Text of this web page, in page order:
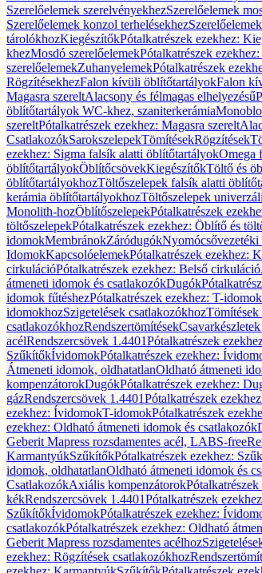
Szerelőelemek szerelvényekhezSzerelőelemek
Szerelőelemek konzol terhelésekhez
tárolókhozKiegészítőkPótalkatrészek ezekhez:
khezMosdó szerelőelemekPótalkatrészek
szerelőelemekZuhanyelemekPótalkatrészek
RögzítésekhezFalon kívüli öblítőtartályokFalon
Magasra szereltAlacsony és félmagas elhelyezésű
öblítőtartályok WC-khez, szaniterkerámia
szereltPótalkatrészek ezekhez: Magasra szerelt
CsatlakozókSarokszelepekTömítésekRögzítések
ezekhez: Sigma falsík alatti öblítőtartályokOmega
öblítőtartályokÖblítőcsövekKiegészítőkTöltő és
öblítőtartályokhozTöltőszelepek falsík alatti
kerámia öblítőtartályokhozTöltőszelepek
Monolith-hozÖblítőszelepekPótalkatrészek
töltőszelepekPótalkatrészek ezekhez: Öblítő és
idomokMembránokZáródugókNyomócsővezetéki
IdomokKapcsolóelemekPótalkatrészek ezekhez:
cirkulációPótalkatrészek ezekhez: Belső cirkuláció
átmeneti idomok és csatlakozókDugók
idomok fűtéshezPótalkatrészek ezekhez: T-
idomokhozSzigetelések csatlakozókhozTömítések
csatlakozókhozRendszertömítések
acélRendszercsövek 1.4401Pótalkatrészek
SzűkítőkÍvidomokPótalkatrészek ezekhez:
Átmeneti idomok, oldhatatlanOldható átmeneti
kompenzátorokDugókPótalkatrészek ezekhez:
gázRendszercsövek 1.4401Pótalkatrészek
ezekhez: ÍvidomokT-idomokPótalkatrészek
ezekhez: Oldható átmeneti idomok és csatlakozók
Geberit Mapress rozsdamentes acél, LABS-free
KarmantyúkSzűkítőkPótalkatrészek ezekhez:
idomok, oldhatatlanOldható átmeneti idomok és
CsatlakozókAxiális kompenzátorok
kékRendszercsövek 1.4401Pótalkatrészek
SzűkítőkÍvidomokPótalkatrészek ezekhez:
csatlakozókPótalkatrészek ezekhez: Oldható
Geberit Mapress rozsdamentes acélhoz
ezekhez: Rögzítések csatlakozókhoz